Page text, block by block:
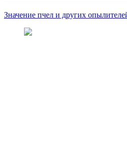
Значение пчел и других